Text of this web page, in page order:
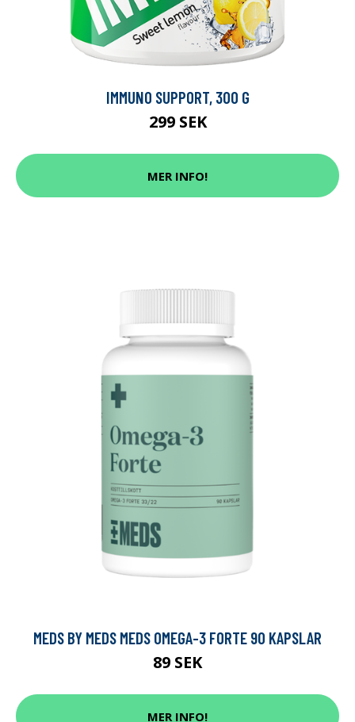
IMMUNO SUPPORT, 300 G
299 SEK
MER INFO!
MEDS BY MEDS MEDS OMEGA-3 FORTE 90 KAPSLAR
89 SEK
MER INFO!